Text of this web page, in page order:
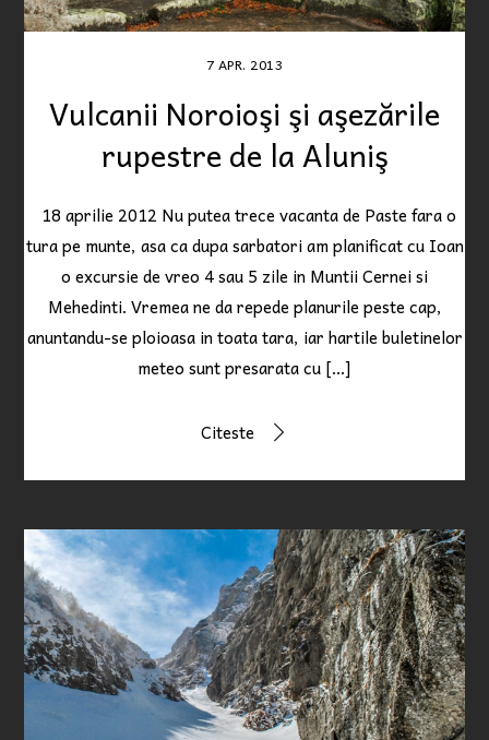
7 APR. 2013
Vulcanii Noroioşi şi aşezările
rupestre de la Aluniş
18 aprilie 2012 Nu putea trece vacanta de Paste fara o
tura pe munte, asa ca dupa sarbatori am planificat cu Ioan
o excursie de vreo 4 sau 5 zile in Muntii Cernei si
Mehedinti. Vremea ne da repede planurile peste cap,
anuntandu-se ploioasa in toata tara, iar hartile buletinelor
meteo sunt presarata cu […]
Citeste